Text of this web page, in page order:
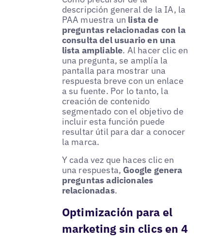
descripción general de la IA, la
PAA muestra un lista de
preguntas relacionadas con la
consulta del usuario en una
lista ampliable. Al hacer clic en
una pregunta, se amplía la
pantalla para mostrar una
respuesta breve con un enlace
a su fuente. Por lo tanto, la
creación de contenido
segmentado con el objetivo de
incluir esta función puede
resultar útil para dar a conocer
la marca.
Y cada vez que haces clic en
una respuesta, Google genera
preguntas adicionales
relacionadas.
Optimización para el
marketing sin clics en 4